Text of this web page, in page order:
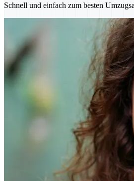
Schnell und einfach zum besten